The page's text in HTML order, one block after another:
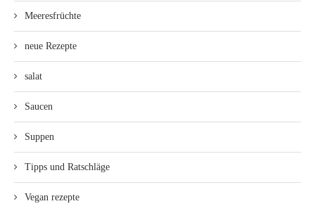
Meeresfrüchte
neue Rezepte
salat
Saucen
Suppen
Tipps und Ratschläge
Vegan rezepte